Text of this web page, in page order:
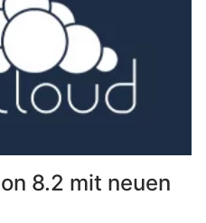
8.2 mit neuen